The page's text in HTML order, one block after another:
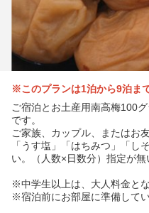
※このプランは1泊から9泊ま
ご宿泊とお土産用南高梅100
です。
ご家族、カップル、またはお
「うす塩」「はちみつ」「し
い。（人数×日数分）指定が無
※中学生以上は、大人料金とな
※宿泊前にお部屋に準備してい